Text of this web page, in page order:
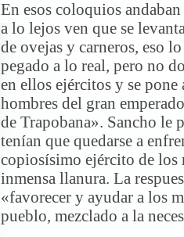
En esos coloquios
a lo lejos ven que se
de ovejas y carneros, eso
pegado a lo real, pero no
en ellos ejércitos y se
hombres del gran
de Trapobana». Sancho le
tenían que quedarse a
copiosísimo ejército de los
inmensa llanura. La
«favorecer y ayudar a los
pueblo, mezclado a la